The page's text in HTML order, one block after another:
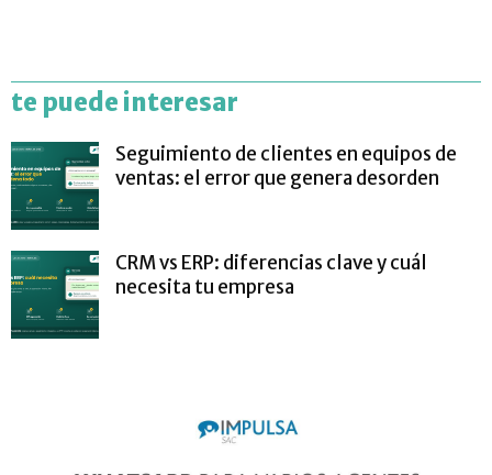
te puede interesar
Seguimiento de clientes en equipos de
ventas: el error que genera desorden
CRM vs ERP: diferencias clave y cuál
necesita tu empresa